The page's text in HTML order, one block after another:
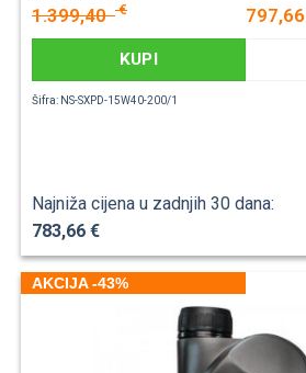
1.399,40€ 797,66
KUPI
Šifra: NS-SXPD-15W40-200/1
Najniža cijena u zadnjih 30 dana:
783,66 €
AKCIJA -43%